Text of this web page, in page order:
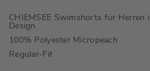
CHIEMSEE Swimshorts für Herren
Design
100% Polyester Micropeach
Regular-Fit